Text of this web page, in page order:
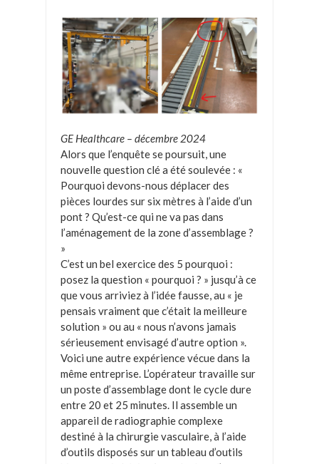
GE Healthcare – décembre 2024
Alors que l’enquête se poursuit, une
nouvelle question clé a été soulevée : «
Pourquoi devons-nous déplacer des
pièces lourdes sur six mètres à l’aide d’un
pont ? Qu’est-ce qui ne va pas dans
l’aménagement de la zone d’assemblage ?
»
C’est un bel exercice des 5 pourquoi :
posez la question « pourquoi ? » jusqu’à ce
que vous arriviez à l’idée fausse, au « je
pensais vraiment que c’était la meilleure
solution » ou au « nous n’avons jamais
sérieusement envisagé d’autre option ».
Voici une autre expérience vécue dans la
même entreprise. L’opérateur travaille sur
un poste d’assemblage dont le cycle dure
entre 20 et 25 minutes. Il assemble un
appareil de radiographie complexe
destiné à la chirurgie vasculaire, à l’aide
d’outils disposés sur un tableau d’outils